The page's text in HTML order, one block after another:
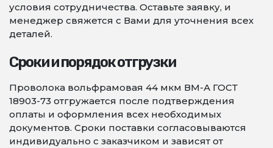
условия сотрудничества. Оставьте заявку, и
менеджер свяжется с Вами для уточнения всех
деталей.
Сроки и порядок отгрузки
Проволока вольфрамовая 44 мкм ВМ-А ГОСТ
18903-73 отгружается после подтверждения
оплаты и оформления всех необходимых
документов. Сроки поставки согласовываются
индивидуально с заказчиком и зависят от